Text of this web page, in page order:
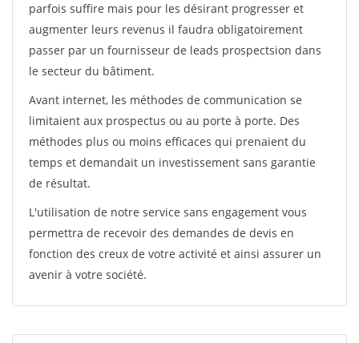
parfois suffire mais pour les désirant progresser et
augmenter leurs revenus il faudra obligatoirement
passer par un fournisseur de leads prospectsion dans
le secteur du bâtiment.
Avant internet, les méthodes de communication se
limitaient aux prospectus ou au porte à porte. Des
méthodes plus ou moins efficaces qui prenaient du
temps et demandait un investissement sans garantie
de résultat.
L'utilisation de notre service sans engagement vous
permettra de recevoir des demandes de devis en
fonction des creux de votre activité et ainsi assurer un
avenir à votre société.